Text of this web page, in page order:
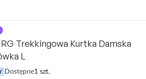
Trekkingowa Kurtka Damska
L
Dostępne1 szt.